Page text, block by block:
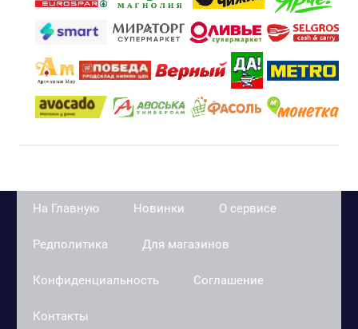
На Главную Новинки О сервисе
Редполитика Для магазинов
Конфиденциальность Соглашение
Контакты